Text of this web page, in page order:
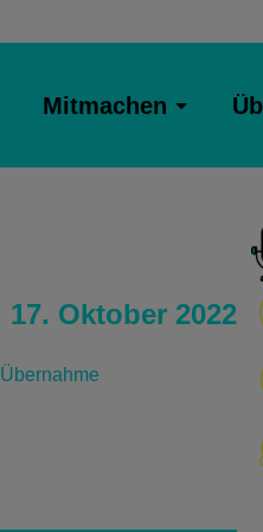
Mitmachen
17. Oktober 2022
Übernahme